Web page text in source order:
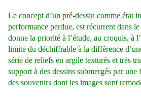
Le concept d’un pré-dessin comme état
performance perdue, est récurrent dans
donne la priorité à l’étude, au croquis, à
limite du déchiffrable à la différence
série de reliefs en argile texturés et très
support à des dessins submergés par
des souvenirs dont les images sont